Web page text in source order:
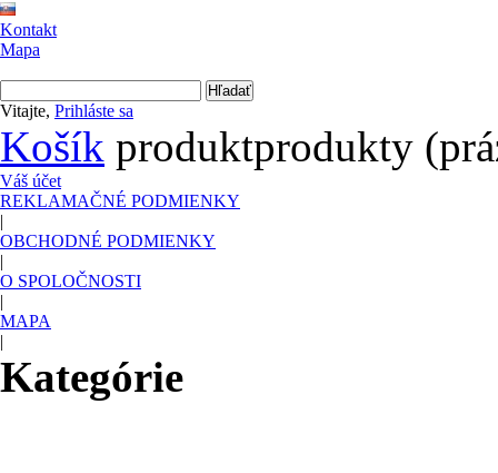
Kontakt
Mapa
Vitajte, Prihláste sa
Košík produktprodukty
Váš účet
REKLAMAČNÉ PODMIENKY
|
OBCHODNÉ PODMIENKY
|
O SPOLOČNOSTI
|
MAPA
|
Kategórie